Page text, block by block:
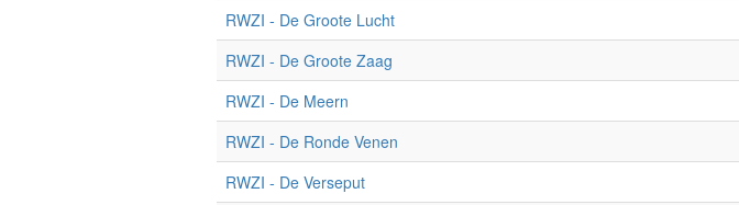
RWZI - De Groote Lucht
RWZI - De Groote Zaag
RWZI - De Meern
RWZI - De Ronde Venen
RWZI - De Verseput